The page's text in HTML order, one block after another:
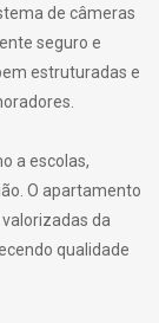
de câmeras
seguro e
estruturadas e
a escolas,
O apartamento
da
qualidade